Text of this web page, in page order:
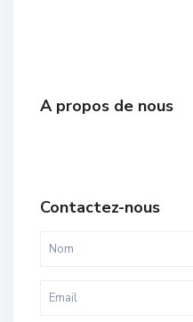
A propos de nous
Contactez-nous